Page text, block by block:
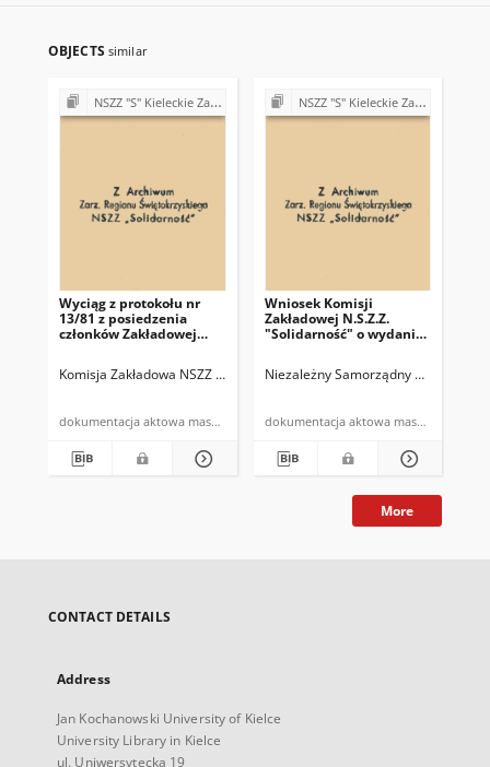
OBJECTS similar
NSZZ "S" Kieleckie Zakłady Przemysłu Wapienniczego Miedzianka k/Kielc
Wyciąg z protokołu nr
13/81 z posiedzenia
członków Zakładowej
branżowych z dnia
Komisja Zakładowa NSZZ "Solidarność" w Miedziance Kieleckie
dokumentacja aktowa maszynopis
NSZZ "S" Kieleckie Zakłady Przemysłu Wapienniczego Miedzianka k/Kielc
Wniosek Komisji
Zakładowej N.S.Z.Z.
"Solidarność" o wydanie
Niezależny Samorządny Związek
dokumentacja aktowa maszynopis
More
CONTACT DETAILS
Address
Jan Kochanowski University of Kielce
University Library in Kielce
ul. Uniwersytecka 19